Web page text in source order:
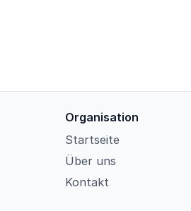
Organisation
Startseite
Über uns
Kontakt